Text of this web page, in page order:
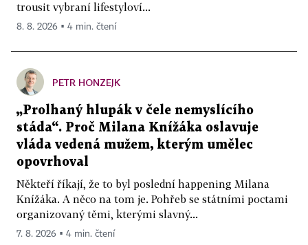
trousit vybraní lifestyloví...
8. 8. 2026 ▪ 4 min. čtení
PETR HONZEJK
„Prolhaný hlupák v čele nemyslícího
stáda“. Proč Milana Knížáka oslavuje
vláda vedená mužem, kterým umělec
opovrhoval
Někteří říkají, že to byl poslední happening Milana
Knížáka. A něco na tom je. Pohřeb se státními poctami
organizovaný těmi, kterými slavný...
7. 8. 2026 ▪ 4 min. čtení